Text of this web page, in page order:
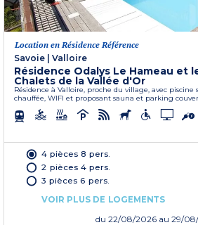
Location en Résidence Référence
Savoie | Valloire
Résidence Odalys Le Hameau et
Chalets de la Vallée d'Or
Résidence à Valloire, proche du village, avec piscine
chauffée, WIFI et proposant sauna et parking
4 pièces 8 pers.
2 pièces 4 pers.
3 pièces 6 pers.
VOIR PLUS DE LOGEMENTS
du 22/08/2026 au 29/